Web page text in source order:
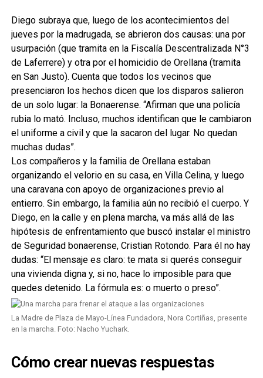
Diego subraya que, luego de los acontecimientos del
jueves por la madrugada, se abrieron dos causas: una por
usurpación (que tramita en la Fiscalía Descentralizada N°3
de Laferrere) y otra por el homicidio de Orellana (tramita
en San Justo). Cuenta que todos los vecinos que
presenciaron los hechos dicen que los disparos salieron
de un solo lugar: la Bonaerense. “Afirman que una policía
rubia lo mató. Incluso, muchos identifican que le cambiaron
el uniforme a civil y que la sacaron del lugar. No quedan
muchas dudas”.
Los compañeros y la familia de Orellana estaban
organizando el velorio en su casa, en Villa Celina, y luego
una caravana con apoyo de organizaciones previo al
entierro. Sin embargo, la familia aún no recibió el cuerpo. Y
Diego, en la calle y en plena marcha, va más allá de las
hipótesis de enfrentamiento que buscó instalar el ministro
de Seguridad bonaerense, Cristian Rotondo. Para él no hay
dudas: “El mensaje es claro: te mata si querés conseguir
una vivienda digna y, si no, hace lo imposible para que
quedes detenido. La fórmula es: o muerto o preso”.
La Madre de Plaza de Mayo-Línea Fundadora, Nora Cortiñas, presente
en la marcha. Foto: Nacho Yuchark.
Cómo crear nuevas respuestas